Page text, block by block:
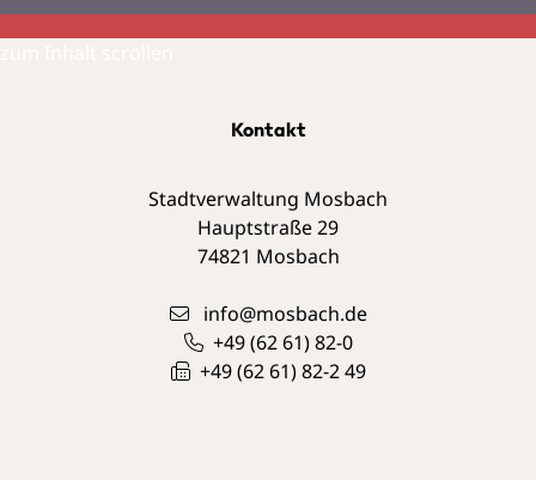
Kontakt
Stadtverwaltung Mosbach
Hauptstraße 29
74821 Mosbach
info@mosbach.de
+49 (62 61) 82-0
+49 (62 61) 82-2 49